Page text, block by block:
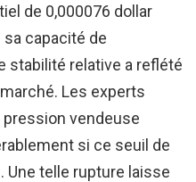
de 0,000076 dollar
capacité de
stabilité relative a reflété
Les experts
vendeuse
si ce seuil de
telle rupture laisse